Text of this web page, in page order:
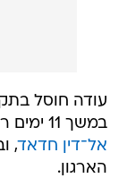
עודה חוסל
במשך 11 ימים ראש הזרוע הצבאית בעקבות
אל־דין חדאד,
הארגון.